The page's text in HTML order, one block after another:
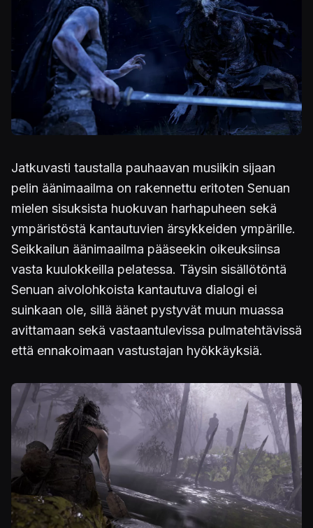
Jatkuvasti taustalla pauhaavan musiikin sijaan
pelin äänimaailma on rakennettu eritoten Senuan
mielen sisuksista huokuvan harhapuheen sekä
ympäristöstä kantautuvien ärsykkeiden ympärille.
Seikkailun äänimaailma pääseekin oikeuksiinsa
vasta kuulokkeilla pelatessa. Täysin sisällötöntä
Senuan aivolohkoista kantautuva dialogi ei
suinkaan ole, sillä äänet pystyvät muun muassa
avittamaan sekä vastaantulevissa pulmatehtävissä
että ennakoimaan vastustajan hyökkäyksiä.
Kuva